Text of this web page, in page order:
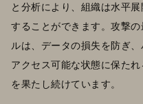
と分析により、組織は水平
することができます。攻撃
ルは、データの損失を防ぎ
アクセス可能な状態に保た
を果たし続けています。